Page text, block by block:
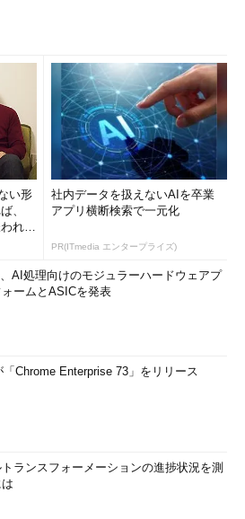
い形
、
れな
社内データを扱えないAIを卒業
アプリ横断検索で一元化
PR(ITmedia エンタープライズ)
AI処理向けのモジュラーハードウェアプ
ームとASICを発表
「Chrome Enterprise 73」をリリース
ランスフォーメーションの進捗状況を測